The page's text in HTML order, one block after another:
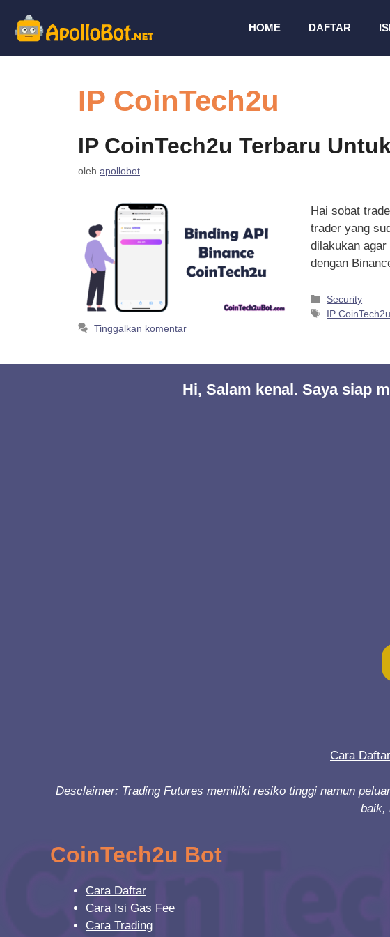
HOME DAFTAR
IP CoinTech2u
IP CoinTech2u Terbaru
oleh apollobot
Hai sobat
trader yang
dilakukan
dengan
Kategori
Security
Tag
IP CoinTech2u
Tinggalkan komentar
Hi, Salam kenal. Saya siap
Cara Daftar
Desclaimer: Trading Futures memiliki resiko tinggi namun
baik,
CoinTech2u Bot
Cara Daftar
Cara Isi Gas Fee
Cara Trading